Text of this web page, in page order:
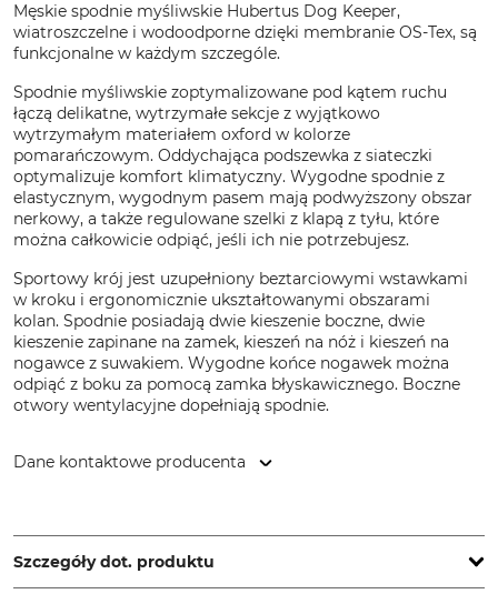
Męskie spodnie myśliwskie Hubertus Dog Keeper,
wiatroszczelne i wodoodporne dzięki membranie OS-Tex, są
funkcjonalne w każdym szczególe.
Spodnie myśliwskie zoptymalizowane pod kątem ruchu
łączą delikatne, wytrzymałe sekcje z wyjątkowo
wytrzymałym materiałem oxford w kolorze
pomarańczowym. Oddychająca podszewka z siateczki
optymalizuje komfort klimatyczny. Wygodne spodnie z
elastycznym, wygodnym pasem mają podwyższony obszar
nerkowy, a także regulowane szelki z klapą z tyłu, które
można całkowicie odpiąć, jeśli ich nie potrzebujesz.
Sportowy krój jest uzupełniony beztarciowymi wstawkami
w kroku i ergonomicznie ukształtowanymi obszarami
kolan. Spodnie posiadają dwie kieszenie boczne, dwie
kieszenie zapinane na zamek, kieszeń na nóż i kieszeń na
nogawce z suwakiem. Wygodne końce nogawek można
odpiąć z boku za pomocą zamka błyskawicznego. Boczne
otwory wentylacyjne dopełniają spodnie.
Dane kontaktowe producenta
28876 Oyten, Germany, www.overhues-schuessler.de
Szczegóły dot. produktu